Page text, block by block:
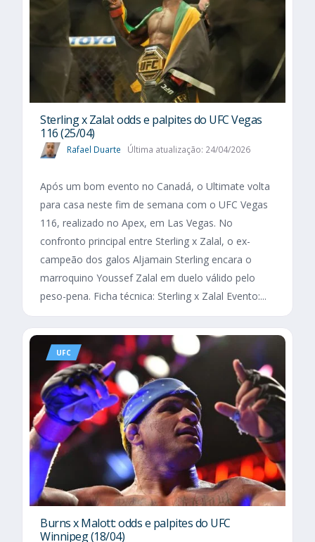
Sterling x Zalal: odds e palpites do UFC Vegas
116 (25/04)
Rafael Duarte Última atualização: 24/04/2026
Após um bom evento no Canadá, o Ultimate volta
para casa neste fim de semana com o UFC Vegas
116, realizado no Apex, em Las Vegas. No
confronto principal entre Sterling x Zalal, o ex-
campeão dos galos Aljamain Sterling encara o
marroquino Youssef Zalal em duelo válido pelo
peso-pena. Ficha técnica: Sterling x Zalal Evento:...
UFC
Burns x Malott: odds e palpites do UFC
Winnipeg (18/04)